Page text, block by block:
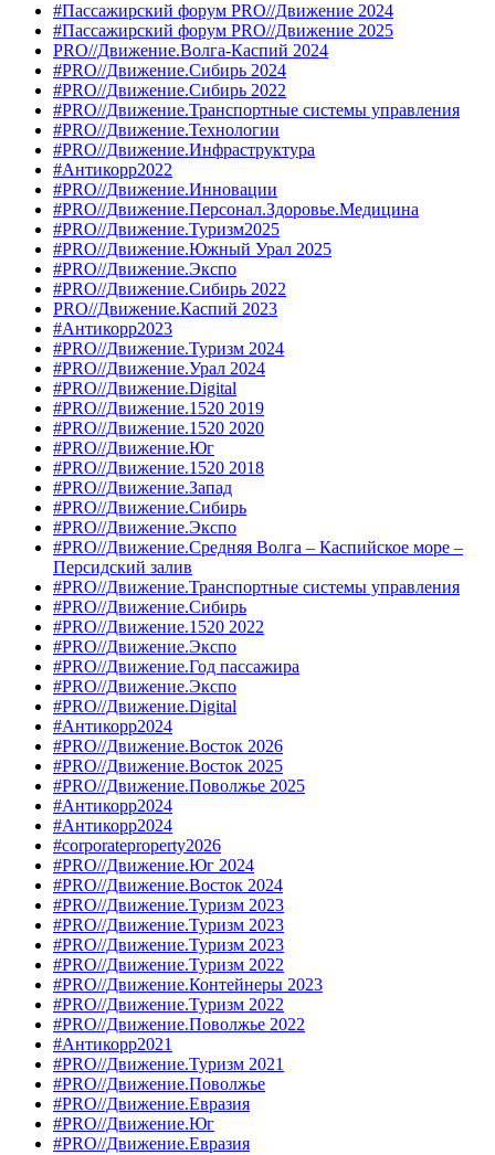
#Пассажирский форум PRO//Движение 2024
#Пассажирский форум PRO//Движение 2025
PRO//Движение.Волга-Каспий 2024
#PRO//Движение.Сибирь 2024
#PRO//Движение.Сибирь 2022
#PRO//Движение.Транспортные системы управления
#PRO//Движение.Технологии
#PRO//Движение.Инфраструктура
#Антикорр2022
#PRO//Движение.Инновации
#PRO//Движение.Персонал.Здоровье.Медицина
#PRO//Движение.Туризм2025
#PRO//Движение.Южный Урал 2025
#PRO//Движение.Экспо
#PRO//Движение.Сибирь 2022
PRO//Движение.Каспий 2023
#Антикорр2023
#PRO//Движение.Туризм 2024
#PRO//Движение.Урал 2024
#PRO//Движение.Digital
#PRO//Движение.1520 2019
#PRO//Движение.1520 2020
#PRO//Движение.Юг
#PRO//Движение.1520 2018
#PRO//Движение.Запад
#PRO//Движение.Сибирь
#PRO//Движение.Экспо
#PRO//Движение.Средняя Волга – Каспийское море –
Персидский залив
#PRO//Движение.Транспортные системы управления
#PRO//Движение.Сибирь
#PRO//Движение.1520 2022
#PRO//Движение.Экспо
#PRO//Движение.Год пассажира
#PRO//Движение.Экспо
#PRO//Движение.Digital
#Антикорр2024
#PRO//Движение.Восток 2026
#PRO//Движение.Восток 2025
#PRO//Движение.Поволжье 2025
#Антикорр2024
#Антикорр2024
#corporateproperty2026
#PRO//Движение.Юг 2024
#PRO//Движение.Восток 2024
#PRO//Движение.Туризм 2023
#PRO//Движение.Туризм 2023
#PRO//Движение.Туризм 2023
#PRO//Движение.Туризм 2022
#PRO//Движение.Контейнеры 2023
#PRO//Движение.Туризм 2022
#PRO//Движение.Поволжье 2022
#Антикорр2021
#PRO//Движение.Туризм 2021
#PRO//Движение.Поволжье
#PRO//Движение.Евразия
#PRO//Движение.Юг
#PRO//Движение.Евразия